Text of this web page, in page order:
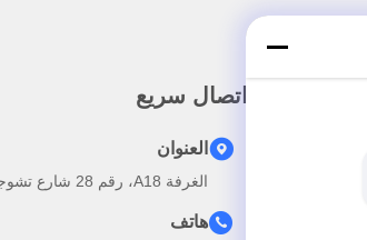
اتصال سريع
العنوان
الغرفة A18، رقم 28 شارع تشوجي، منطقة تيانهي، غوانغجو
هاتف